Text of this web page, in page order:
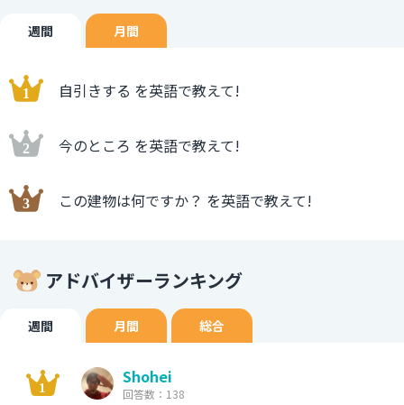
週間 月間
自引きする を英語で教えて!
今のところ を英語で教えて!
この建物は何ですか？ を英語で教えて!
アドバイザーランキング
週間 月間 総合
Shohei
回答数：138